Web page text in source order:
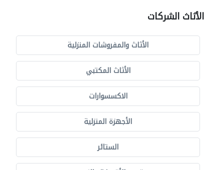
الأثاث الشركات
الأثاث والمفروشات المنزلية
الأثاث المكتبي
الاكسسوارات
الأجهزة المنزلية
الستائر